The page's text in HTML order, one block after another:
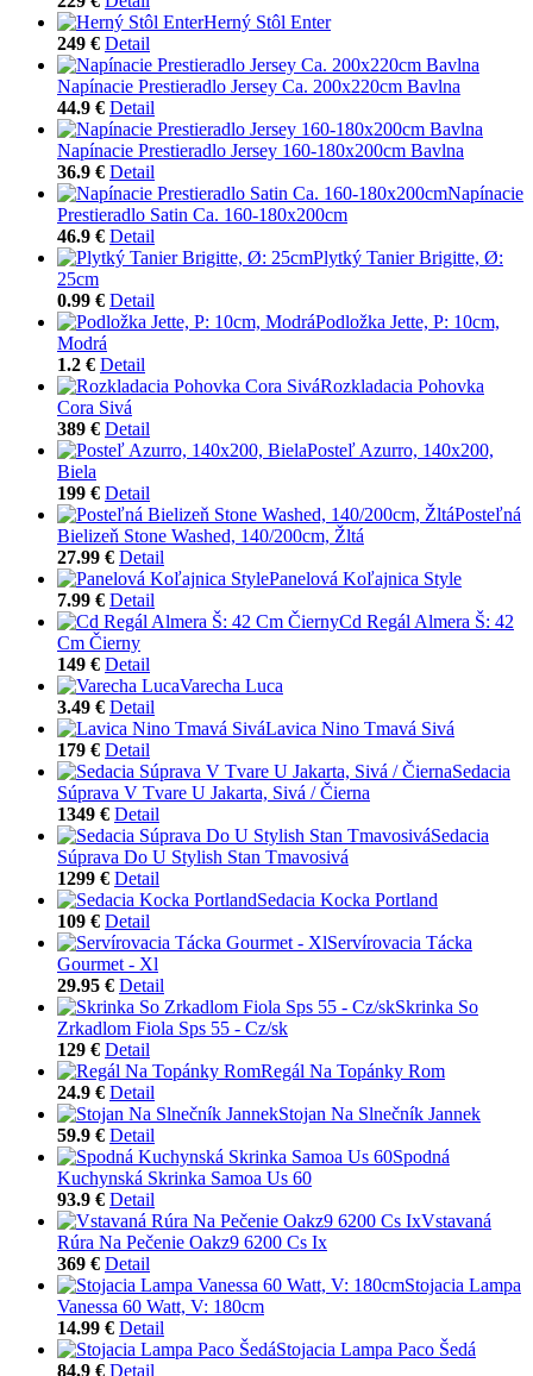
Herný Stôl Enter
249 € Detail
Napínacie Prestieradlo Jersey Ca. 200x220cm Bavlna
44.9 € Detail
Napínacie Prestieradlo Jersey 160-180x200cm Bavlna
36.9 € Detail
Napínacie
Prestieradlo Satin Ca. 160-180x200cm
46.9 € Detail
Plytký Tanier Brigitte, Ø:
25cm
0.99 € Detail
Podložka Jette, P: 10cm,
Modrá
1.2 € Detail
Rozkladacia Pohovka
Cora Sivá
389 € Detail
Posteľ Azurro, 140x200,
Biela
199 € Detail
Posteľná
Bielizeň Stone Washed, 140/200cm, Žltá
27.99 € Detail
Panelová Koľajnica Style
7.99 € Detail
Cd Regál Almera Š: 42
Cm Čierny
149 € Detail
Varecha Luca
3.49 € Detail
Lavica Nino Tmavá Sivá
179 € Detail
Sedacia
Súprava V Tvare U Jakarta, Sivá / Čierna
1349 € Detail
Sedacia
Súprava Do U Stylish Stan Tmavosivá
1299 € Detail
Sedacia Kocka Portland
109 € Detail
Servírovacia Tácka
Gourmet - Xl
29.95 € Detail
Skrinka So
Zrkadlom Fiola Sps 55 - Cz/sk
129 € Detail
Regál Na Topánky Rom
24.9 € Detail
Stojan Na Slnečník Jannek
59.9 € Detail
Spodná
Kuchynská Skrinka Samoa Us 60
93.9 € Detail
Vstavaná
Rúra Na Pečenie Oakz9 6200 Cs Ix
369 € Detail
Stojacia Lampa
Vanessa 60 Watt, V: 180cm
14.99 € Detail
Stojacia Lampa Paco Šedá
84.9 € Detail